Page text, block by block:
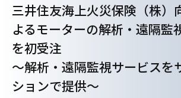
三井住友海上火災保険（株）
よるモーターの解析・遠隔監
を初受注
～解析・遠隔監視サービスを
ションで提供～